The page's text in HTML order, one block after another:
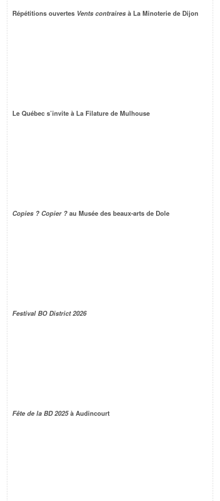
Répétitions ouvertes Vents contraires à La Minoterie de Dijon
Le Québec s’invite à La Filature de Mulhouse
Copies ? Copier ? au Musée des beaux-arts de Dole
Festival BO District 2026
Fête de la BD 2025à Audincourt